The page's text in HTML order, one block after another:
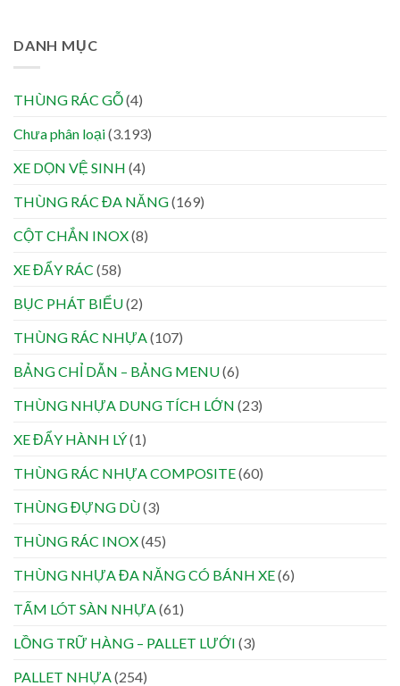
DANH MỤC
THÙNG RÁC GỖ(4)
Chưa phân loại(3.193)
XE DỌN VỆ SINH (4)
THÙNG RÁC ĐA NĂNG(169)
CỘT CHẮN INOX(8)
XE ĐẨY RÁC (58)
BỤC PHÁT BIỂU(2)
THÙNG RÁC NHỰA(107)
BẢNG CHỈ DẪN – BẢNG MENU(6)
THÙNG NHỰA DUNG TÍCH LỚN (23)
XE ĐẨY HÀNH LÝ(1)
THÙNG RÁC NHỰA COMPOSITE(60)
THÙNG ĐỰNG DÙ(3)
THÙNG RÁC INOX(45)
THÙNG NHỰA ĐA NĂNG CÓ BÁNH XE(6)
TẤM LÓT SÀN NHỰA(61)
LỒNG TRỮ HÀNG – PALLET LƯỚI (3)
PALLET NHỰA(254)